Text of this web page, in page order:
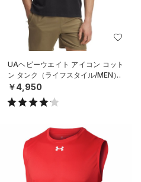
UAヘビーウエイト アイコン コット
ン タンク（ライフスタイル/MEN）
￥4,950